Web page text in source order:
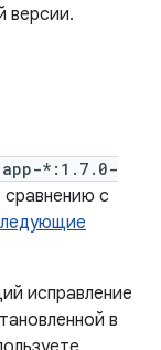
версии.
*:1.7.0-
с
исправление
в